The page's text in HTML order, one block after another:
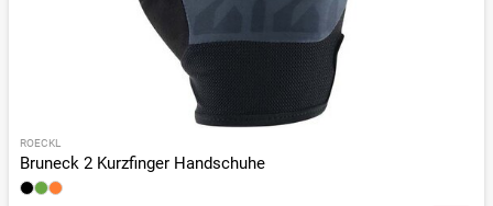
ROECKL
Bruneck 2 Kurzfinger Handschuhe